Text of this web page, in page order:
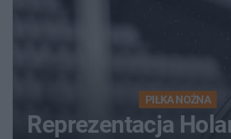
PIŁKA NOŻNA
Reprezentacja